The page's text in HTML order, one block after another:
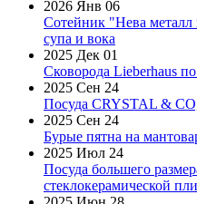
2026 Янв 06
Сотейник "Нева
супа и вока
2025 Дек 01
Сковорода Lieberhaus
2025 Сен 24
Посуда CRYSTAL &
2025 Сен 24
Бурые пятна на
2025 Июл 24
Посуда большего
стеклокерамической